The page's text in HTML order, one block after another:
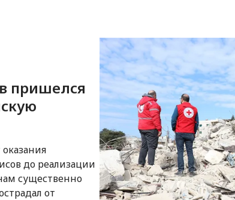
пришелся
до реализации
существенно
от